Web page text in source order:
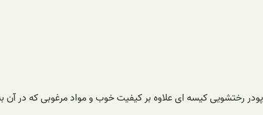
پودر رختشویی کیسه ای علاوه بر کیفیت خوب و مواد مرغوبی که در آن به